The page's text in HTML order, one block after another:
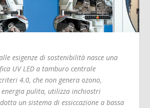
esigenze di sostenibilità nasce una
UV LED a tamburo centrale
4.0, che non genera ozono,
energia pulita, utilizza inchiostri
un sistema di essiccazione a bassa